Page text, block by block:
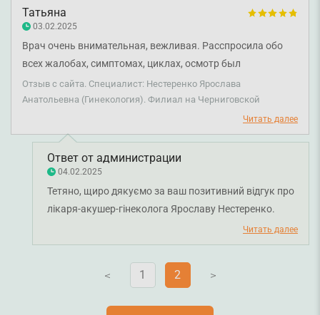
Татьяна
03.02.2025
Врач очень внимательная, вежливая. Расспросила обо
всех жалобах, симптомах, циклах, осмотр был
максимально комфортен, во время осмотра и сбора
анализов врач все подробно объясняла. Обратись еще, и
Отзыв с сайта. Специалист: Нестеренко Ярослава
Анатольевна (Гинекология). Филиал на Черниговской
Читать далее
Ответ от администрации
04.02.2025
Тетяно, щиро дякуємо за ваш позитивний відгук про
лікаря-акушер-гінеколога Ярославу Нестеренко.
Читать далее
V 1 2 V